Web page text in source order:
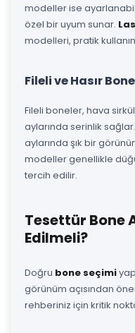
modeller ise
özel bir uyum sunar.
modelleri, pratik
Fileli ve Hasır
Fileli boneler, hava
aylarında serinlik
aylarında şık bir
modeller genellikle
tercih edilir.
Tesettür Bone
Edilmeli?
Doğru bone seçimi
görünüm açısından
rehberiniz için kritik